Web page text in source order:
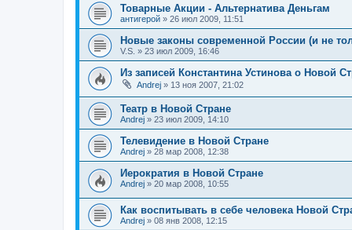
Товарные Акции - Альтернатива Деньгам
антигерой » 26 июл 2009, 11:51
Новые законы современной России (и не
V.S. » 23 июл 2009, 16:46
Из записей Константина Устинова о Новой
Andrej » 13 ноя 2007, 21:02
Театр в Новой Стране
Andrej » 23 июл 2009, 14:10
Телевидение в Новой Стране
Andrej » 28 мар 2008, 12:38
Иерократия в Новой Стране
Andrej » 20 мар 2008, 10:55
Как воспитывать в себе человека Новой
Andrej » 08 янв 2008, 12:15